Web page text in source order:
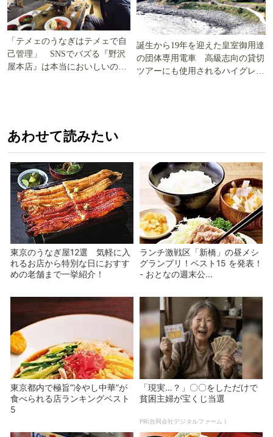
「テメェのうなぎはテメェで自
己管理」 SNSでバズる『野沢
屋本店』は本当においしいの
誕生から19年を迎えた皇室御用達
の団体専用電車 高級志向の貸切
ツアーにも使用されるハイグレー
あわせて読みたい
東京のうなぎ屋12選 気軽に入
れるお店から特別な日におすす
めの老舗まで一挙紹介！
ランチ激戦区「新橋」の昼メシ
グランプリ！ベスト15 を発表！
- おとなの週末公...
東京都内で極旨”冷やし中華”が
食べられる店ランキングベスト
5
「現実…？」〇〇をしただけで
貧困主婦が宝くじ当選
PR(合同会社デジタルファーム )